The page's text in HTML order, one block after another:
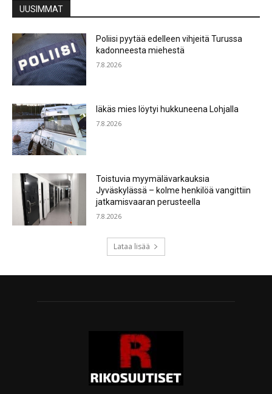
UUSIMMAT
Poliisi pyytää edelleen vihjeitä Turussa
kadonneesta miehestä
7.8.2026
Iäkäs mies löytyi hukkuneena Lohjalla
7.8.2026
Toistuvia myymälävarkauksia
Jyväskylässä – kolme henkilöä vangittiin
jatkamisvaaran perusteella
7.8.2026
Lataa lisää